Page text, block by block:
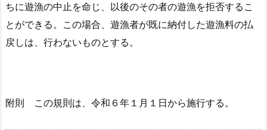
ちに遊漁の中止を命じ、以後のその者の遊漁を拒否するこ
とができる。この場合、遊漁者が既に納付した遊漁料の払
戻しは、行わないものとする。
附則 この規則は、令和６年１月１日から施行する。